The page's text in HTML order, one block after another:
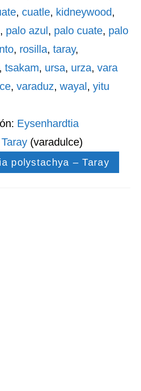
, cuatle, kidneywood,
, palo azul, palo cuate, palo
, rosilla,taray,
,tsakam, ursa, urza,vara
,varaduz,wayal,yitu
Eysenhardtia
(varadulce)
polystachya – Taray